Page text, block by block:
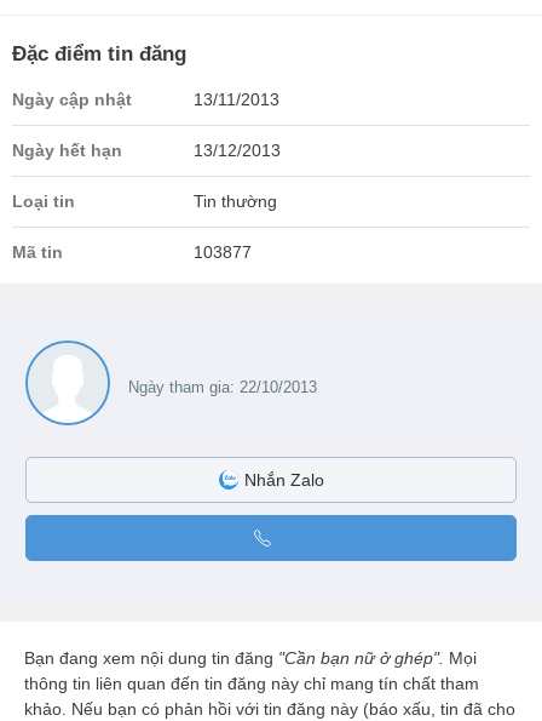
Đặc điểm tin đăng
Ngày cập nhật 13/11/2013
Ngày hết hạn 13/12/2013
Loại tin Tin thường
Mã tin 103877
Ngày tham gia: 22/10/2013
Nhắn Zalo
Bạn đang xem nội dung tin đăng "Cần bạn nữ ở ghép". Mọi
thông tin liên quan đến tin đăng này chỉ mang tín chất tham
khảo. Nếu bạn có phản hồi với tin đăng này (báo xấu, tin đã cho